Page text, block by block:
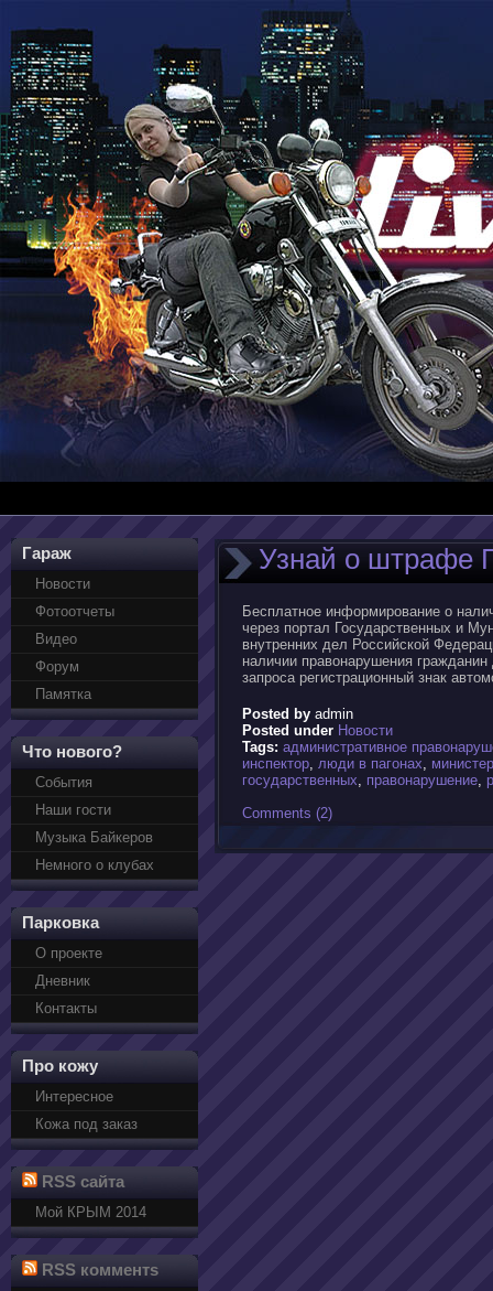
Гараж
Новости
Фотоотчеты
Видео
Форум
Памятка
Что нового?
События
Наши гости
Музыка Байкеров
Немного о клубах
Парковка
О проекте
Дневник
Контакты
Про кожу
Интересное
Кожа под заказ
RSS сайта
Мой КРЫМ 2014
RSS комментs
Узнай о штрафе
Бесплатное информирование о
через портал Государственных и
внутренних дел Российской
наличии правонарушения
запроса регистрационный знак
Posted by admin
Posted under Новости
Tags: административное
инспектор, люди в пагонах,
государственных, правонарушение,
Comments (2)